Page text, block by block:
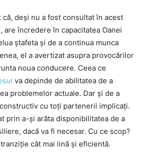
că, deși nu a fost consultat în acest
are încredere în capacitatea Oanei
ștafeta și de a continua munca
el a avertizat asupra provocărilor
noua conducere. Ceea ce
va depinde de abilitatea de a
problemelor actuale. Dar și de a
cu toți partenerii implicați.
prin a-și arăta disponibilitatea de a
dacă va fi necesar. Cu ce scop?
cât mai lină și eficientă.